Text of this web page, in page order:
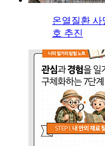
온열질환 사
호 추진